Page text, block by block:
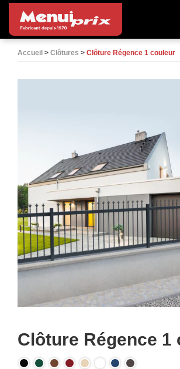
Accueil > Clôtures > Clôture Régence 1 couleur
Clôture Régence 1